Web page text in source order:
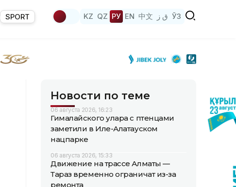
SPORT KZ QZ РУ EN 中文 ق ز ЎЗ
Новости по теме
06 августа 2026, 16:23
Гималайского улара с птенцами
заметили в Иле-Алатауском
нацпарке
06 августа 2026, 15:33
Движение на трассе Алматы —
Тараз временно ограничат из-за
ремонта